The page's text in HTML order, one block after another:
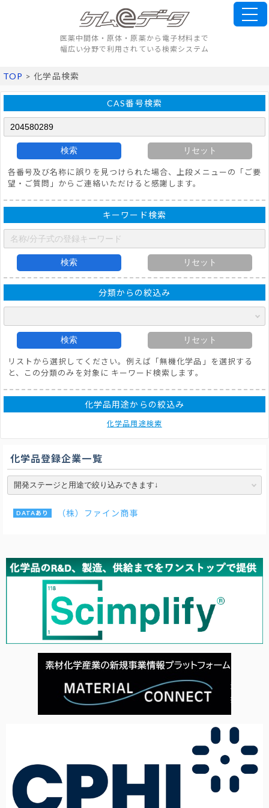
医薬中間体・原体・原薬から電子材料まで
幅広い分野で利用されている検索システム
TOP > 化学品検索
CAS番号検索
検索 リセット
各番号及び名称に誤りを見つけられた場合、上段メニューの「ご要
望・ご質問」からご連絡いただけると感謝します。
キーワード検索
検索 リセット
分類からの絞込み
検索 リセット
リストから選択してください。例えば「無機化学品」を選択する
と、この分類のみを対象に キーワード検索します。
化学品用途からの絞込み
化学品用途検索
化学品登録企業一覧
（株）ファイン商事